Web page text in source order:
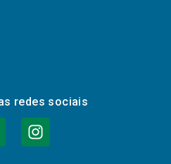
redes sociais